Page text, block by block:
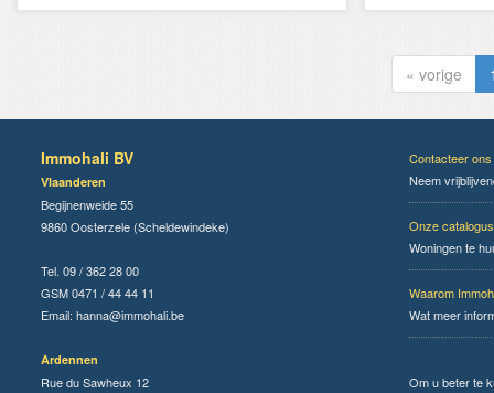
« vorige
Immohali BV
Vlaanderen
Begijnenweide 55
9860 Oosterzele (Scheldewindeke)
Tel. 09 / 362 28 00
GSM 0471 / 44 44 11
Email: hanna@immohali.be
Ardennen
Rue du Sawheux 12
Contacteer ons
Neem
Onze catalogus
Woningen te
Waarom
Wat meer
Om u beter te